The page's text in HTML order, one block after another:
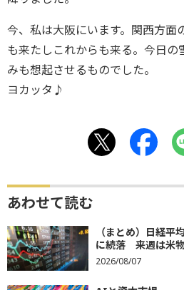
今、私は大阪にいます。関西方面
も来たしこれからも来る。今日の
みも想起させるものでした。
ヨカッタ♪
あわせて読む
（まとめ）日経平
に続落 来週は米
2026/08/07